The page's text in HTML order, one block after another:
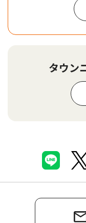
タウン